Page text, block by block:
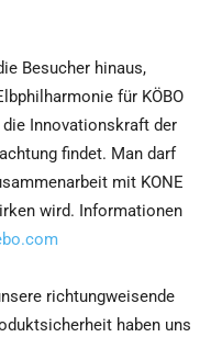
Besucher hinaus,
für KÖBO
Innovationskraft der
findet. Man darf
mit KONE
wird. Informationen
richtungweisende
haben uns